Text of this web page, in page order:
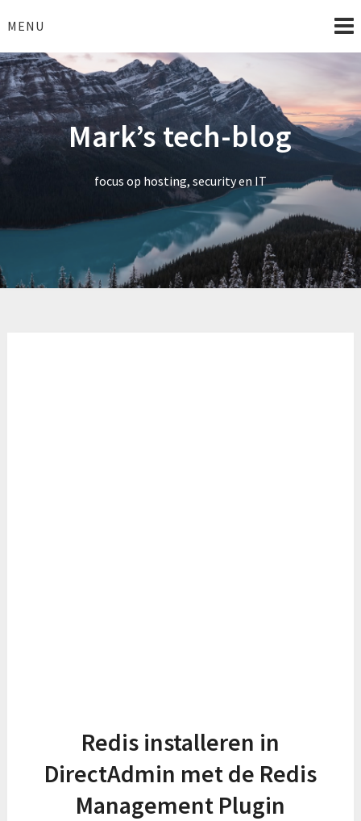
toMENU
Mark’s tech-blog
focus op hosting, security en IT
Redis installeren in
DirectAdmin met de Redis
Management Plugin